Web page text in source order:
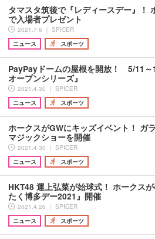
タマスタ筑後で『レディースデー』！
で入場者プレゼント
2021.7.6 ｜ SPICER
ニュース
スポーツ
PayPayドームの屋根を開放！ 5/11～
オープンシリーズ』
2021.4.30 ｜ SPICER
ニュース
スポーツ
ホークスがGWにキッズイベント！ ガ
マジックショーを開催
2021.4.30 ｜ SPICER
ニュース
スポーツ
HKT48 運上弘菜が始球式！ ホークス
たく博多デー2021』開催
2021.4.26 ｜ SPICER
ニュース
スポーツ